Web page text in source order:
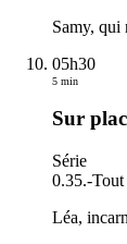
Samy, qui
05h30
5 min
Sur
Série
0.35.-Tout
Léa,